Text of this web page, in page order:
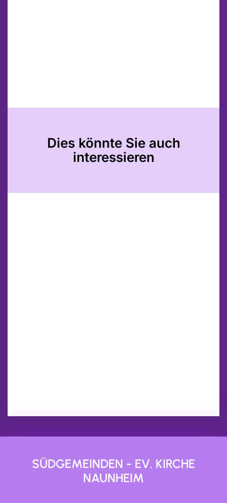
Dies könnte Sie auch
interessieren
SÜDGEMEINDEN - EV. KIRCHE
NAUNHEIM